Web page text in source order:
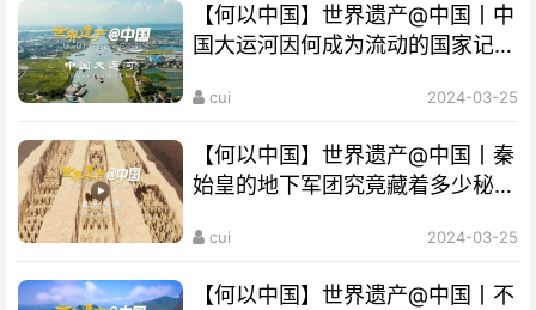
【何以中国】世界遗产@中国丨中
国大运河因何成为流动的国家记
cui 2024-03-25
【何以中国】世界遗产@中国丨秦
始皇的地下军团究竟藏着多少秘
cui 2024-03-25
【何以中国】世界遗产@中国丨不